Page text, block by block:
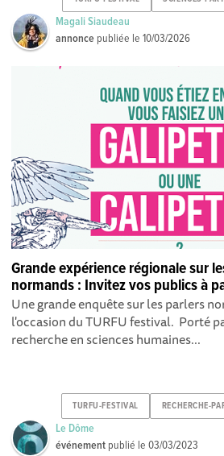
Magali Siaudeau
annonce publiée le10/03/2026
Grande expérience régionale sur
normands : Invitez vos publics à
Une grande enquête sur les parlers
l'occasion du TURFU festival. Porté
recherche en sciences humaines...
TURFU-FESTIVAL RECHERCHE-
Le Dôme
événement publié le03/03/2023